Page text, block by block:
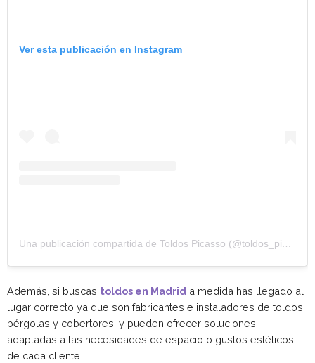
Ver esta publicación en Instagram
Una publicación compartida de Toldos Picasso (@toldos_picasso)
Además, si buscas toldos en Madrid a medida has llegado al
lugar correcto ya que son fabricantes e instaladores de toldos,
pérgolas y cobertores, y pueden ofrecer soluciones
adaptadas a las necesidades de espacio o gustos estéticos
de cada cliente.